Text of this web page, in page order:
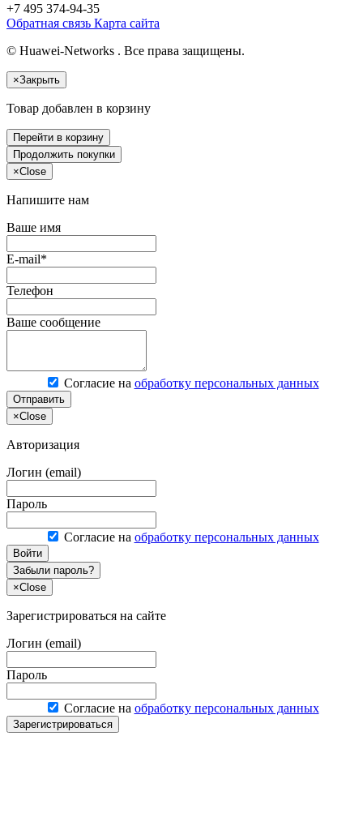
+7 495 374-94-35
Обратная связь Карта сайта
© Huawei-Networks . Все права защищены.
×Закрыть
Товар добавлен в корзину
Перейти в корзину
Продолжить покупки
×Close
Напишите нам
Ваше имя
E-mail*
Телефон
Ваше сообщение
Согласие на обработку персональных данных
Отправить
×Close
Авторизация
Логин (email)
Пароль
Согласие на обработку персональных данных
Войти
Забыли пароль?
×Close
Зарегистрироваться на сайте
Логин (email)
Пароль
Согласие на обработку персональных данных
Зарегистрироваться